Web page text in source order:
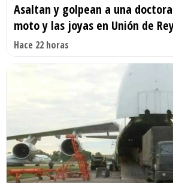
Asaltan y golpean a una
moto y las joyas en Unión de
Hace 22 horas